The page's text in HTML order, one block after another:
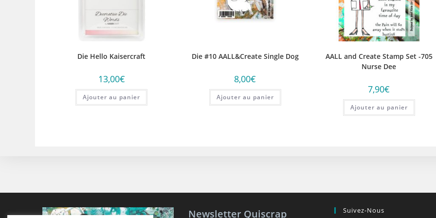
Die Hello Kaisercraft
13,00€
Ajouter au panier
Die #10 AALL&Create Single Dog
8,00€
Ajouter au panier
AALL and Create Stamp Set -705
Nurse Dee
7,90€
Ajouter au panier
Newsletter Quiscrap Suivez-Nous